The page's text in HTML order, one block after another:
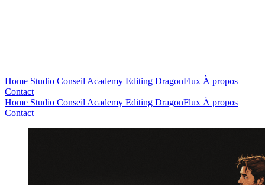
Home Studio Conseil Academy Editing DragonFlux À propos
Contact
Home Studio Conseil Academy Editing DragonFlux À propos
Contact